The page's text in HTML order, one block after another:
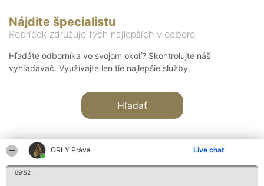
ORLY Práva Live chat
09:52
Nájdite špecialistu
Rebríček združuje tých najlepších v odbore
Hľadáte odborníka vo svojom okolí? Skontrolujte náš
vyhľadávač. Využívajte len tie najlepšie služby.
Hľadať